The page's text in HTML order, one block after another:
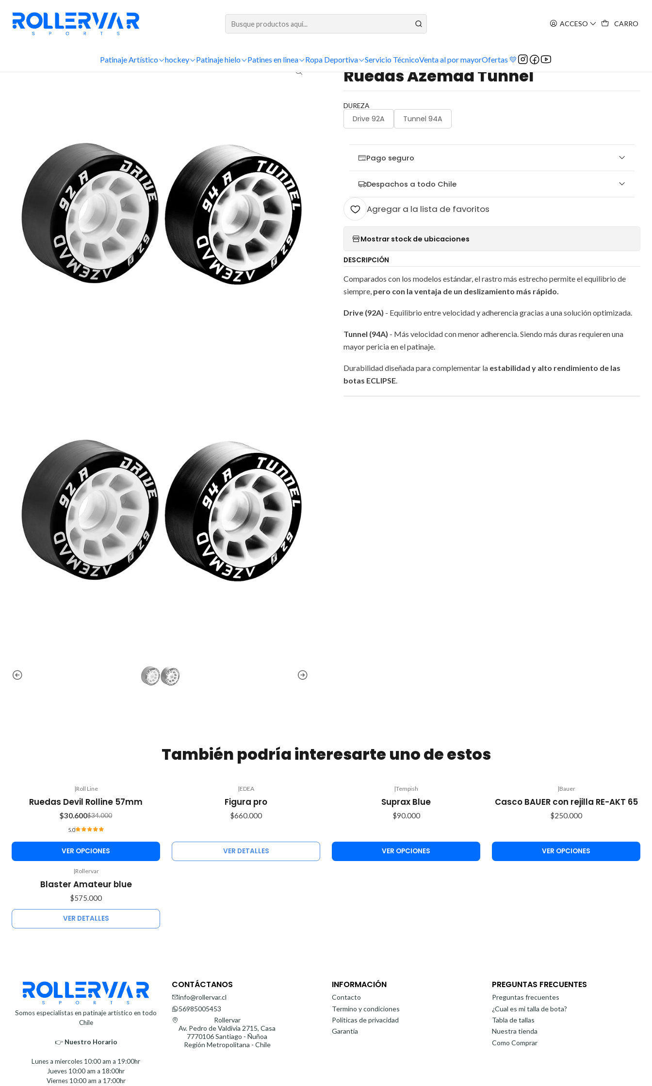
ACCESO CARRO
Patinaje Artístico hockey Patinaje hielo Patines en linea Ropa Deportiva Servicio TécnicoVenta al por mayorOfertas 💛
|
Ruedas Azemad Tunnel
DUREZA
Drive 92A Tunnel 94A
Pago seguro
Despachos a todo Chile
Agregar a la lista de favoritos
Mostrar stock de ubicaciones
DESCRIPCIÓN
Comparados con los modelos estándar, el rastro más estrecho permite el equilibrio de
siempre, pero con la ventaja de un deslizamiento más rápido.
Drive (92A) - Equilibrio entre velocidad y adherencia gracias a una solución optimizada.
Tunnel (94A) - Más velocidad con menor adherencia. Siendo más duras requieren una
mayor pericia en el patinaje.
Durabilidad diseñada para complementar la estabilidad y alto rendimiento de las
botas ECLIPSE.
También podría interesarte uno de estos
|Roll Line
Ruedas Devil Rolline 57mm
$30.600$34.000
5.0
VER OPCIONES
|EDEA
Figura pro
$660.000
VER DETALLES
|Tempish
Suprax Blue
$90.000
VER OPCIONES
|Bauer
Casco BAUER con rejilla RE-AKT 65
$250.000
VER OPCIONES
|Rollervar
Blaster Amateur blue
$575.000
VER DETALLES
Somos especialistas en patinaje artístico en todo
Chile
👉 Nuestro Horario⁣⁣
Lunes a miercoles 10:00 am a 19:00hr
Jueves 10:00 am a 18:00hr
Viernes 10:00 am a 17:00hr
CONTÁCTANOS
info@rollervar.cl
56985005453
Rollervar
Av. Pedro de Valdivia 2715, Casa
7770106 Santiago - Ñuñoa
Región Metropolitana - Chile
INFORMACIÓN
Contacto
Termino y condiciones
Politicas de privacidad
Garantía
PREGUNTAS FRECUENTES
Preguntas frecuentes
¿Cual es mi talla de bota?
Tabla de tallas
Nuestra tienda
Como Comprar